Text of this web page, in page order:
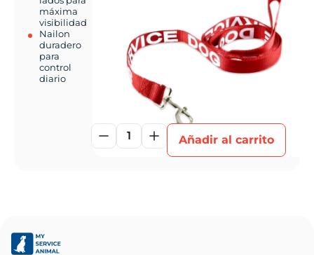
máxima
visibilidad
Nailon
duradero
para
control
diario
1 Añadir al carrito